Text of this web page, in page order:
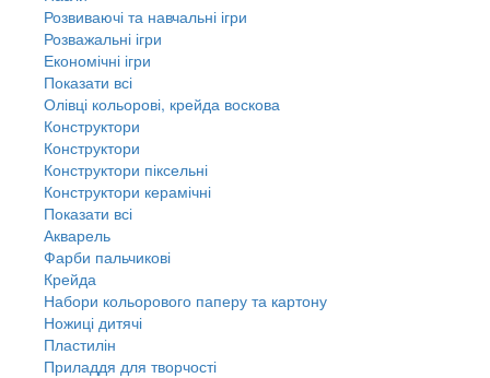
Розвиваючі та навчальні ігри
Розважальні ігри
Економічні ігри
Показати всі
Олівці кольорові, крейда воскова
Конструктори
Конструктори
Конструктори піксельні
Конструктори керамічні
Показати всі
Акварель
Фарби пальчикові
Крейда
Набори кольорового паперу та картону
Ножиці дитячі
Пластилін
Приладдя для творчості